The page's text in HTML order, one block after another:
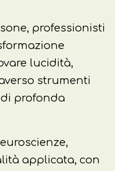
professionisti
lucidità,
strumenti
profonda
applicata, con